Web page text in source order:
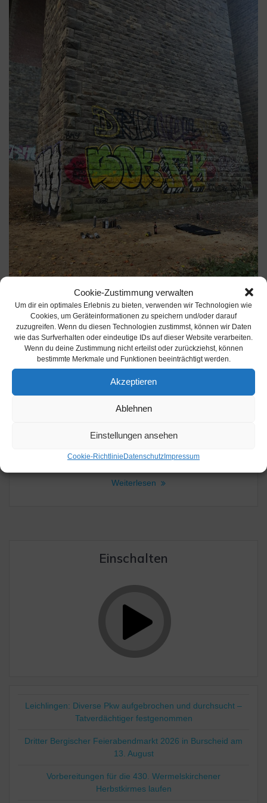
Cookie-Zustimmung verwalten
Um dir ein optimales Erlebnis zu bieten, verwenden wir Technologien wie
Cookies, um Geräteinformationen zu speichern und/oder darauf
zuzugreifen. Wenn du diesen Technologien zustimmst, können wir Daten
wie das Surfverhalten oder eindeutige IDs auf dieser Website verarbeiten.
Wenn du deine Zustimmung nicht erteilst oder zurückziehst, können
bestimmte Merkmale und Funktionen beeinträchtigt werden.
Akzeptieren
Ablehnen
Einstellungen ansehen
Cookie-RichtlinieDatenschutzImpressum
Burscheid: Diensthund hilft bei
Festnahme von Graffiti-Sprayern
3. November 2025
Sprayern. Gestern Nachmittag (02.11.) haben drei Männer
der A1 im Bereich Lambertsmühle angebracht. Eine
zufällig vor Ort und konnte bei der Festnahme von zwei
Diensthundführerin mit Diensthund…
Weiterlesen
Einschalten
Leichlingen: Diverse Pkw aufgebrochen und durchsucht –
Tatverdächtiger festgenommen
Dritter Bergischer Feierabendmarkt 2026 in Burscheid am
13. August
Vorbereitungen für die 430. Wermelskirchener
Herbstkirmes laufen